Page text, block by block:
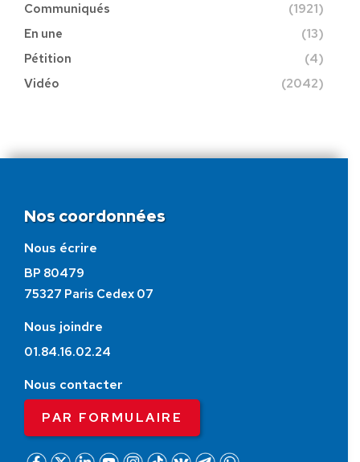
Communiqués
(1921)
En une
(13)
Pétition
(4)
Vidéo
(2042)
Nos coordonnées
Nous écrire
BP 80479
75327 Paris Cedex 07
Nous joindre
01.84.16.02.24
Nous contacter
PAR FORMULAIRE